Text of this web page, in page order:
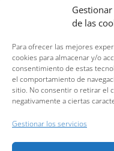
de las
Para ofrecer las mejores
cookies para almacenar y/o
consentimiento de estas
el comportamiento de
sitio. No consentir o retirar el
negativamente a ciertas
Gestionar los servicios